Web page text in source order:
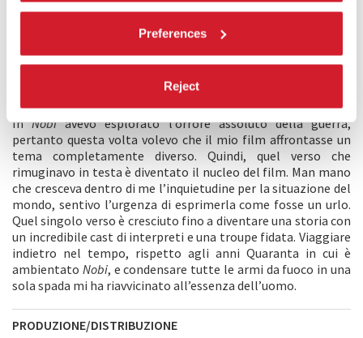
Preferences
Reject
Era questo il germe di un’idea che mi era venuta anni fa.
Come ucciderò un’altra persona con questa spada? Come posso
Qualche samurai deve averlo pensato.
Non lo avrà forse pensato qualcuno di loro?
InNobiavevo esplorato l’orrore assoluto della guerra,
pertanto questa volta volevo che il mio film affrontasse un
tema completamente diverso. Quindi, quel verso che
rimuginavo in testa è diventato il nucleo del film. Man mano
che cresceva dentro di me l’inquietudine per la situazione del
mondo, sentivo l’urgenza di esprimerla come fosse un urlo.
Quel singolo verso è cresciuto fino a diventare una storia con
un incredibile cast di interpreti e una troupe fidata. Viaggiare
indietro nel tempo, rispetto agli anni Quaranta in cui è
ambientato Nobi, e condensare tutte le armi da fuoco in una
sola spada mi ha riavvicinato all’essenza dell’uomo.
PRODUZIONE/DISTRIBUZIONE